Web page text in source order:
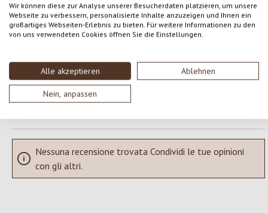
Wir können diese zur Analyse unserer Besucherdaten platzieren, um unsere
Webseite zu verbessern, personalisierte Inhalte anzuzeigen und Ihnen ein
großartiges Webseiten-Erlebnis zu bieten. Für weitere Informationen zu den
von uns verwendeten Cookies öffnen Sie die Einstellungen.
Alle akzeptieren Ablehnen
Nein, anpassen
Valutazione media di 0 su 5 stelle
Formula una valutazione!
Condividi le tue esperienze con il prodotto con altri clienti.
SCRIVERE UNA RECENSIONE
Visualizza le valutazioni solo nella lingua corrente.
Nessuna recensione trovata Condividi le tue opinioni
con gli altri.